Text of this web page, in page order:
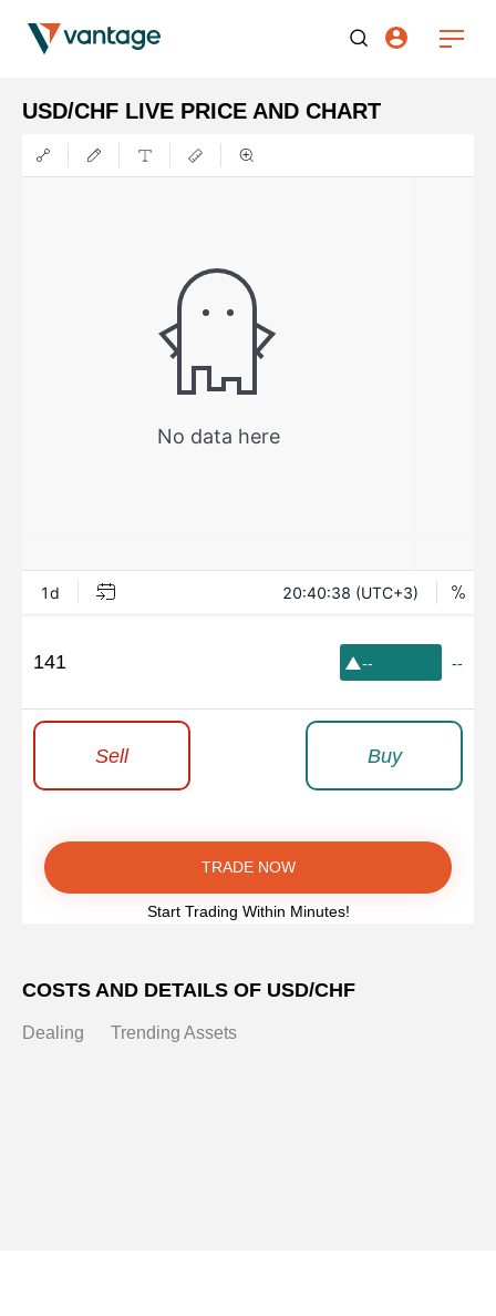
USD/CHF LIVE PRICE AND CHART
141 -- --
Sell Buy
TRADE NOW
Start Trading Within Minutes!
COSTS AND DETAILS OF USD/CHF
Dealing Trending Assets